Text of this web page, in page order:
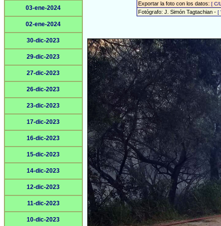
03-ene-2024
02-ene-2024
30-dic-2023
29-dic-2023
27-dic-2023
26-dic-2023
23-dic-2023
17-dic-2023
16-dic-2023
15-dic-2023
14-dic-2023
12-dic-2023
11-dic-2023
10-dic-2023
Exportar la foto con los datos: [ C/
Fotógrafo: J. Simón Tagtachian - [